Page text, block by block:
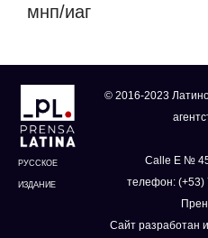
мнп/иаг
РУССКОЕ
ИЗДАНИЕ
© 2016-2023
Calle E №
телефон: (+53)
Сайт разработан